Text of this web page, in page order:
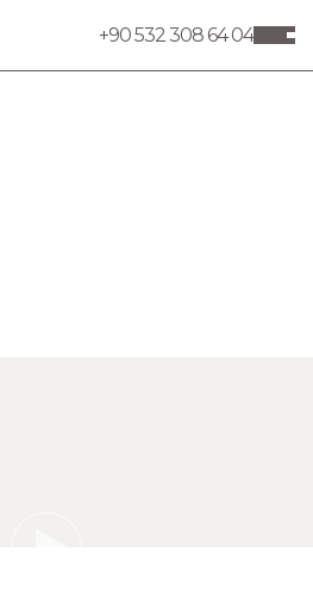
+90 532 308 64 04